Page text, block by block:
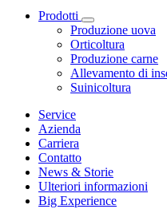
Prodotti
Produzione uova
Orticoltura
Produzione carne
Allevamento di
Suinicoltura
Service
Azienda
Carriera
Contatto
News & Storie
Ulteriori informazioni
Big Experience